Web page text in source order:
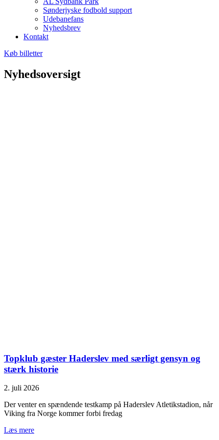
Sønderjyske fodbold support
Udebanefans
Nyhedsbrev
Kontakt
Køb billetter
Nyhedsoversigt
Topklub gæster Haderslev med særligt gensyn og
stærk historie
2. juli 2026
Der venter en spændende testkamp på Haderslev Atletikstadion, når
Viking fra Norge kommer forbi fredag
Læs mere